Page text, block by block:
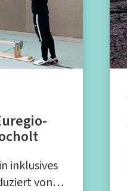
inklusives
von